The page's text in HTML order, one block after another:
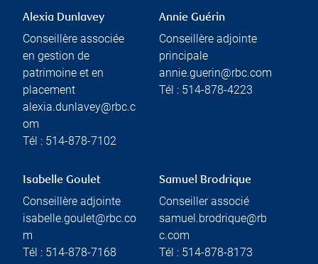
Alexia Dunlavey
Conseillère associée
en gestion de
patrimoine et en
placement
alexia.dunlavey@rbc.c
om
Tél : 514-878-7102
Annie Guérin
Conseillère adjointe
principale
annie.guerin@rbc.com
Tél : 514-878-4223
Isabelle Goulet
Conseillère adjointe
isabelle.goulet@rbc.co
m
Tél : 514-878-7168
Samuel Brodrique
Conseiller associé
samuel.brodrique@rb
c.com
Tél : 514-878-8173